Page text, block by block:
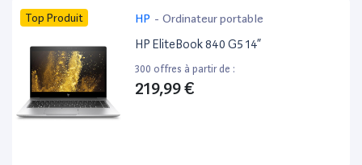
Top Produit HP - Ordinateur portable
HP EliteBook 840 G5 14”
300 offres à partir de :
219,99 €